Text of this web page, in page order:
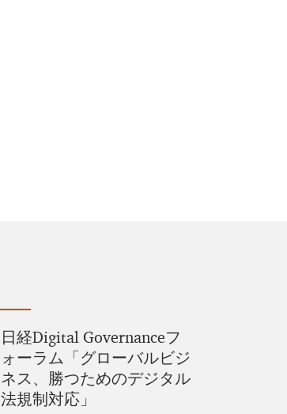
日経Digital Governanceフ
ォーラム「グローバルビジ
ネス、勝つためのデジタル
法規制対応」